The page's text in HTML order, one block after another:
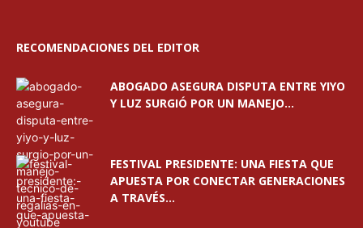
RECOMENDACIONES DEL EDITOR
ABOGADO ASEGURA DISPUTA ENTRE YIYO
Y LUZ SURGIÓ POR UN MANEJO...
FESTIVAL PRESIDENTE: UNA FIESTA QUE
APUESTA POR CONECTAR GENERACIONES
A TRAVÉS...